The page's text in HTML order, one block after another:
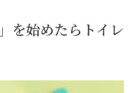
を始めたらトイレ